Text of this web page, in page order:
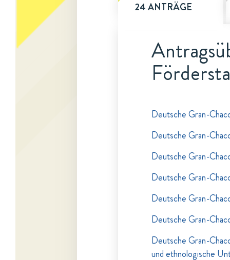
24 ANTRÄGE
Deutsche Gran-
Deutsche Gran-
Deutsche Gran-
Deutsche Gran-
Deutsche Gran-
Deutsche Gran-
Deutsche Gran-
und ethnologische